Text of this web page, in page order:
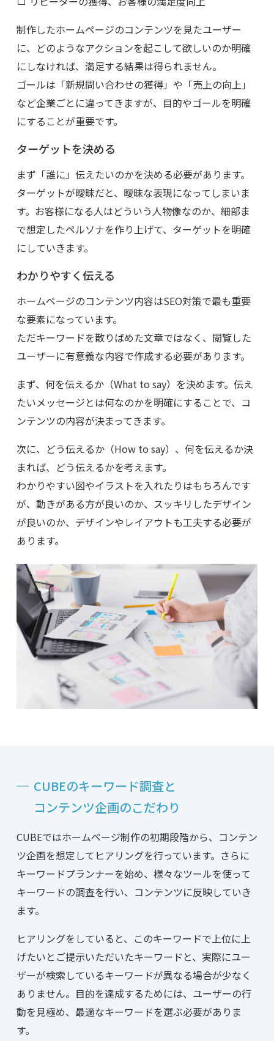
制作したホームページのコンテンツを見たユーザー
に、どのようなアクションを起こして欲しいのか明確
にしなければ、満足する結果は得られません。
ゴールは「新規問い合わせの獲得」や「売上の向上」
など企業ごとに違ってきますが、目的やゴールを明確
にすることが重要です。
ターゲットを決める
まず「誰に」伝えたいのかを決める必要があります。
ターゲットが曖昧だと、曖昧な表現になってしまいま
す。お客様になる人はどういう人物像なのか、細部ま
で想定したペルソナを作り上げて、ターゲットを明確
にしていきます。
わかりやすく伝える
ホームページのコンテンツ内容はSEO対策で最も重要
な要素になっています。
ただキーワードを散りばめた文章ではなく、閲覧した
ユーザーに有意義な内容で作成する必要があります。
まず、何を伝えるか（What to say）を決めます。伝え
たいメッセージとは何なのかを明確にすることで、コ
ンテンツの内容が決まってきます。
次に、どう伝えるか（How to say）、何を伝えるか決
まれば、どう伝えるかを考えます。
わかりやすい図やイラストを入れたりはもちろんです
が、動きがある方が良いのか、スッキリしたデザイン
が良いのか、デザインやレイアウトも工夫する必要が
あります。
CUBEのキーワード調査と
コンテンツ企画のこだわり
CUBEではホームページ制作の初期段階から、コンテン
ツ企画を想定してヒアリングを行っています。さらに
キーワードプランナーを始め、様々なツールを使って
キーワードの調査を行い、コンテンツに反映していき
ます。
ヒアリングをしていると、このキーワードで上位に上
げたいとご提示いただいたキーワードと、実際にユー
ザーが検索しているキーワードが異なる場合が少なく
ありません。目的を達成するためには、ユーザーの行
動を見極め、最適なキーワードを選ぶ必要がありま
す。